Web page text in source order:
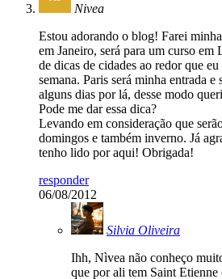
Nivea
Estou adorando o blog! Farei
em Janeiro, será para um curso em
de dicas de cidades ao redor que
semana. Paris será minha entrada e
alguns dias por lá, desse modo
Pode me dar essa dica?
Levando em consideração que
domingos e também inverno. Já
tenho lido por aqui! Obrigada!
responder
06/08/2012
Silvia Oliveira
Ihh, Nìvea não conheço
que por ali tem Saint